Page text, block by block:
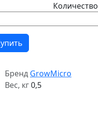
Бренд GrowMicro
Вес, кг0,5
Количество